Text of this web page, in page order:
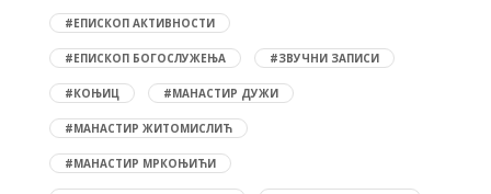
#ЕПИСКОП АКТИВНОСТИ
#ЕПИСКОП БОГОСЛУЖЕЊА #ЗВУЧНИ ЗАПИСИ
#КОЊИЦ #МАНАСТИР ДУЖИ
#МАНАСТИР ЖИТОМИСЛИЋ
#МАНАСТИР МРКОЊИЋИ